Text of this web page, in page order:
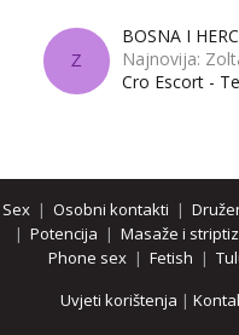
Z
BOSNA I
Najnovija:
Cro Escort -
Sex| Osobni kontakti |
| Potencija | Masaže i striptiz
Phone sex| Fetish |
Uvjeti korištenja |